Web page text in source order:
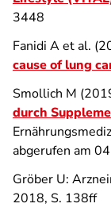
3448
Fanidi A et al.
cause of lung
Smollich M
durch
abgerufen am
Gröber U:
2018, S. 138ff